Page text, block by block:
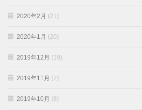
2020年2月 (21)
2020年1月 (20)
2019年12月 (19)
2019年11月 (7)
2019年10月 (8)